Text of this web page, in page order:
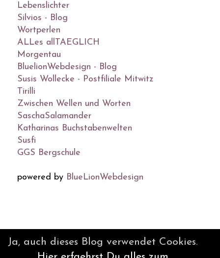
Lebenslichter
Silvios - Blog
Wortperlen
ALLes allTAEGLICH
Morgentau
BluelionWebdesign - Blog
Susis Wollecke - Postfiliale Mitwitz
Tirilli
Zwischen Wellen und Worten
SaschaSalamander
Katharinas Buchstabenwelten
Susfi
GGS Bergschule
powered by BlueLionWebdesign
BlueLionWebdesign.de
Ja, auch dieses Blog verwendet Cookies.